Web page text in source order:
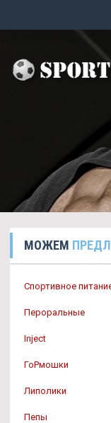
МОЖЕМ
Спортивное
Пероральные
Inject
ГоРмошки
Липолики
Пепы